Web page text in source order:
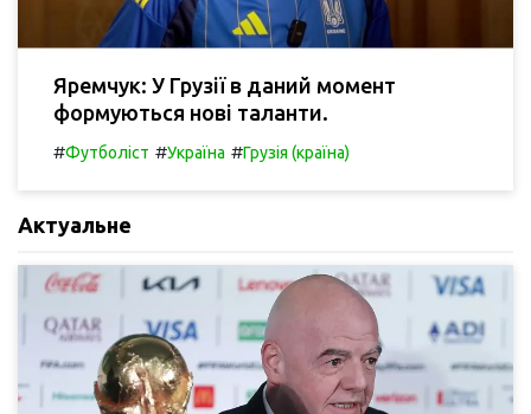
Яремчук: У Грузії в даний момент
формуються нові таланти.
#Футболіст #Україна #Грузія (країна)
Актуальне